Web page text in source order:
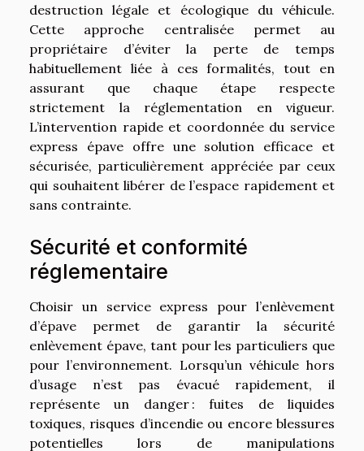
destruction légale et écologique du véhicule.
Cette approche centralisée permet au
propriétaire d’éviter la perte de temps
habituellement liée à ces formalités, tout en
assurant que chaque étape respecte
strictement la réglementation en vigueur.
L’intervention rapide et coordonnée du service
express épave offre une solution efficace et
sécurisée, particulièrement appréciée par ceux
qui souhaitent libérer de l’espace rapidement et
sans contrainte.
Sécurité et conformité
réglementaire
Choisir un service express pour l’enlèvement
d’épave permet de garantir la sécurité
enlèvement épave, tant pour les particuliers que
pour l’environnement. Lorsqu’un véhicule hors
d’usage n’est pas évacué rapidement, il
représente un danger : fuites de liquides
toxiques, risques d’incendie ou encore blessures
potentielles lors de manipulations